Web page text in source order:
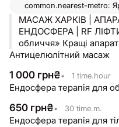
common.nearest-metro:
МАСАЖ ХАРКІВ |
ЕНДОСФЕРА | RF
обличчя» Кращі
мрії 92% клієнтів рекомендують нас Апарати
Антицелюлітний масаж
1 000 грн₴• 1 time.hour
Ендосфера терапія для
650 грн₴• 30 time.m.
Ендосфера терапія для